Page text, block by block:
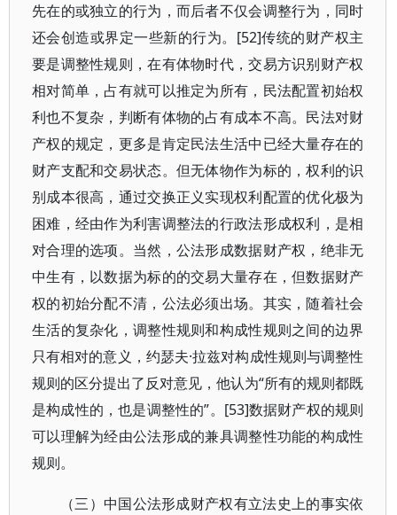
先在的或独立的行为，而后者不仅会调整行为，同时
还会创造或界定一些新的行为。[52]传统的财产权主
要是调整性规则，在有体物时代，交易方识别财产权
相对简单，占有就可以推定为所有，民法配置初始权
利也不复杂，判断有体物的占有成本不高。民法对财
产权的规定，更多是肯定民法生活中已经大量存在的
财产支配和交易状态。但无体物作为标的，权利的识
别成本很高，通过交换正义实现权利配置的优化极为
困难，经由作为利害调整法的行政法形成权利，是相
对合理的选项。当然，公法形成数据财产权，绝非无
中生有，以数据为标的的交易大量存在，但数据财产
权的初始分配不清，公法必须出场。其实，随着社会
生活的复杂化，调整性规则和构成性规则之间的边界
只有相对的意义，约瑟夫·拉兹对构成性规则与调整性
规则的区分提出了反对意见，他认为“所有的规则都既
是构成性的，也是调整性的”。[53]数据财产权的规则
可以理解为经由公法形成的兼具调整性功能的构成性
规则。
（三）中国公法形成财产权有立法史上的事实依